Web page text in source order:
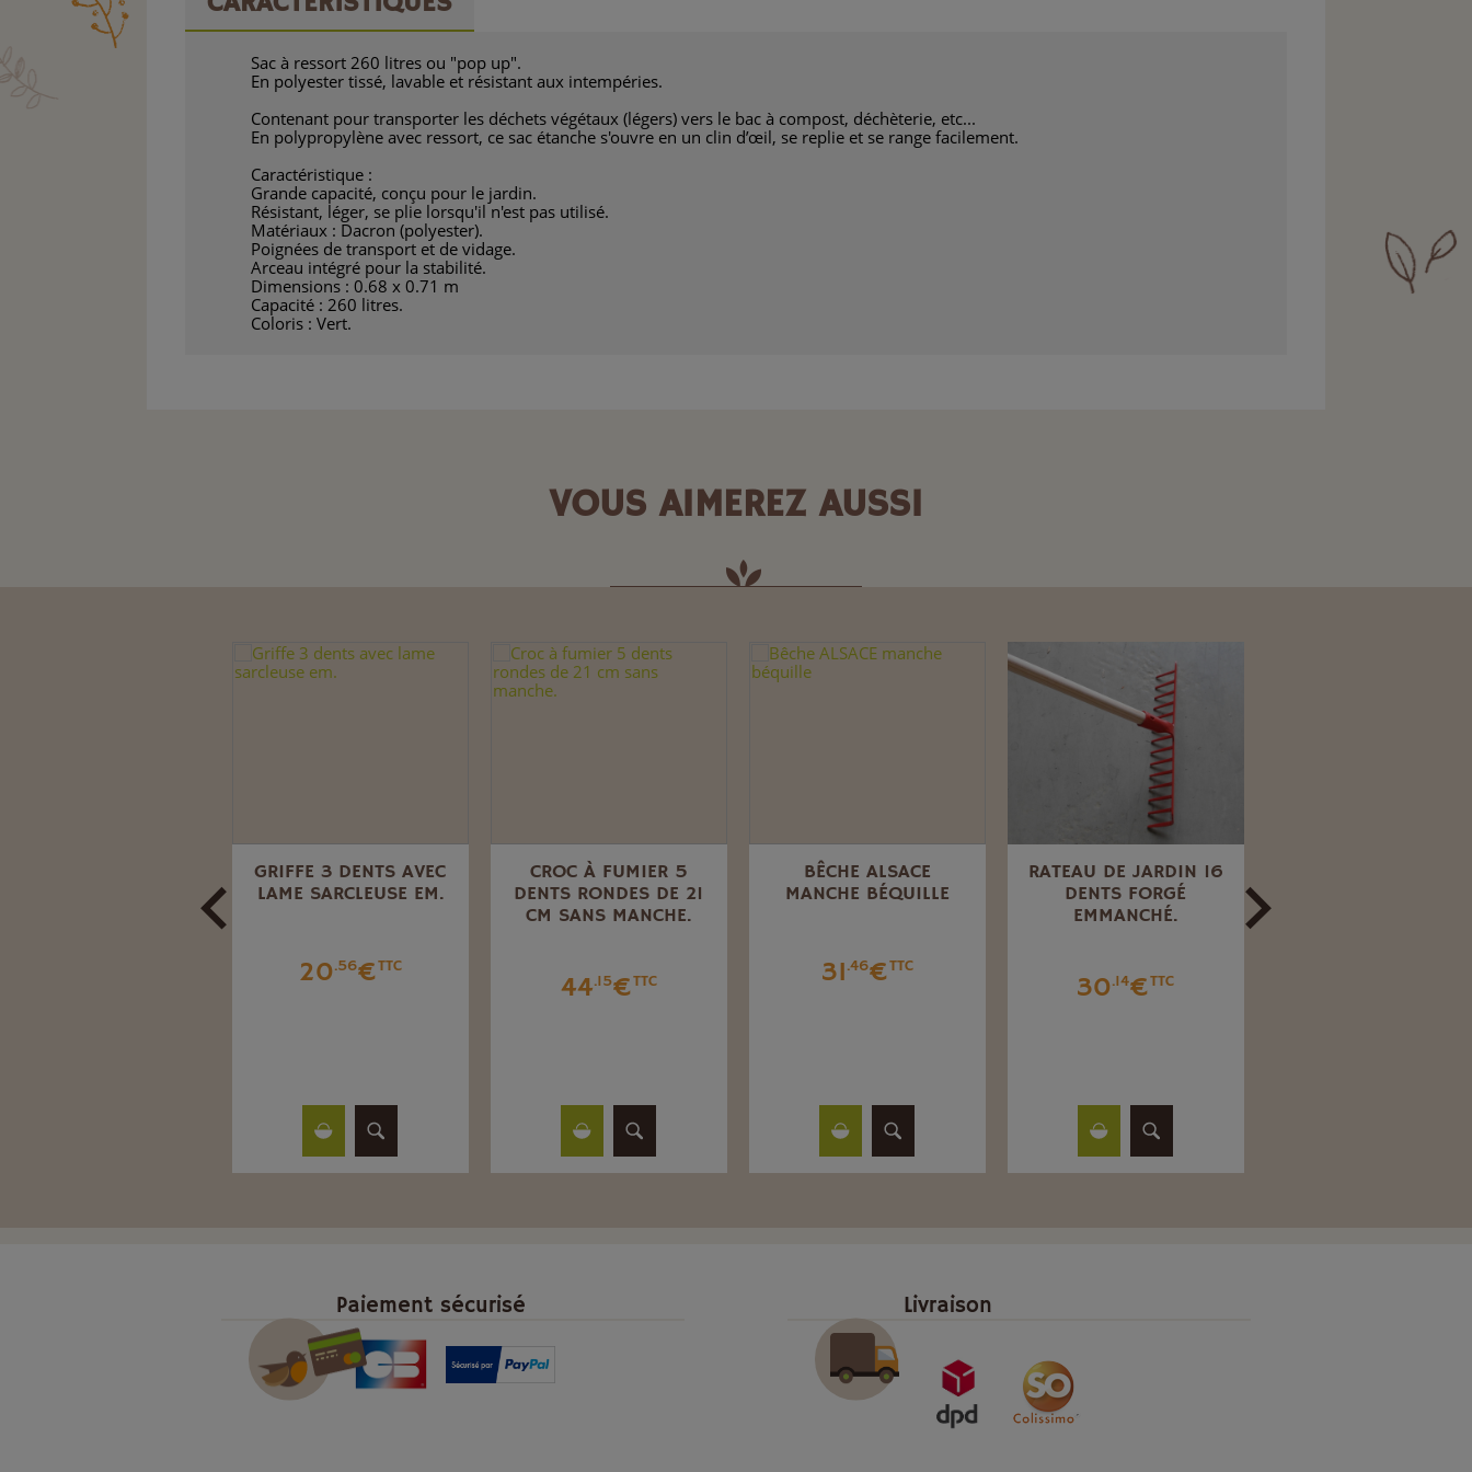
Sac à ressort 260 litres ou "pop up".
En polyester tissé, lavable et résistant aux intempéries.
Contenant pour transporter les déchets végétaux (légers) vers le bac à compost, déchèterie, etc...
En polypropylène avec ressort, ce sac étanche s'ouvre en un clin d’œil, se replie et se range facilement.
Caractéristique :
Grande capacité, conçu pour le jardin.
Résistant, léger, se plie lorsqu'il n'est pas utilisé.
Matériaux : Dacron (polyester).
Poignées de transport et de vidage.
Arceau intégré pour la stabilité.
Dimensions : 0.68 x 0.71 m
Capacité : 260 litres.
Coloris : Vert.
VOUS AIMEREZ AUSSI
GRIFFE 3 DENTS AVEC
LAME SARCLEUSE EM.
20.56€TTC
CROC À FUMIER 5
DENTS RONDES DE 21
CM SANS MANCHE.
44.15€TTC
BÊCHE ALSACE
MANCHE BÉQUILLE
31.46€TTC
RATEAU DE JARDIN 16
DENTS FORGÉ
EMMANCHÉ.
30.14€TTC
Paiement sécurisé Livraison